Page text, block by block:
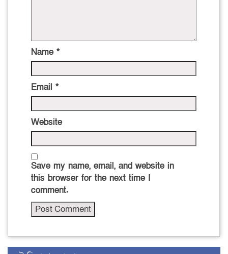
Name *
Email *
Website
Save my name, email, and website in
this browser for the next time I
comment.